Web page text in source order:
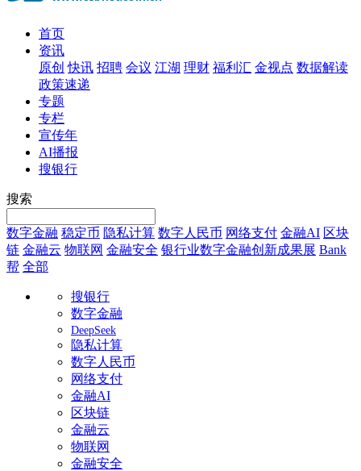
首页
资讯
原创 快讯 招聘 会议 江湖 理财 福利汇 金视点 数据解读
政策速递
专题
专栏
宣传年
AI播报
搜银行
搜索
数字金融 稳定币 隐私计算 数字人民币 网络支付 金融AI 区块
链 金融云 物联网 金融安全 银行业数字金融创新成果展 Bank
帮 全部
搜银行
数字金融
DeepSeek
隐私计算
数字人民币
网络支付
金融AI
区块链
金融云
物联网
金融安全